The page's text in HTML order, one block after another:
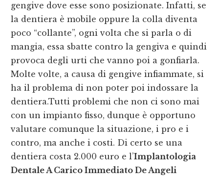
gengive dove esse sono posizionate. Infatti, se
la dentiera è mobile oppure la colla diventa
poco “collante”, ogni volta che si parla o di
mangia, essa sbatte contro la gengiva e quindi
provoca degli urti che vanno poi a gonfiarla.
Molte volte, a causa di gengive infiammate, si
ha il problema di non poter poi indossare la
dentiera.Tutti problemi che non ci sono mai
con un impianto fisso, dunque è opportuno
valutare comunque la situazione, i pro e i
contro, ma anche i costi. Di certo se una
dentiera costa 2.000 euro e l’Implantologia
Dentale A Carico Immediato De Angeli